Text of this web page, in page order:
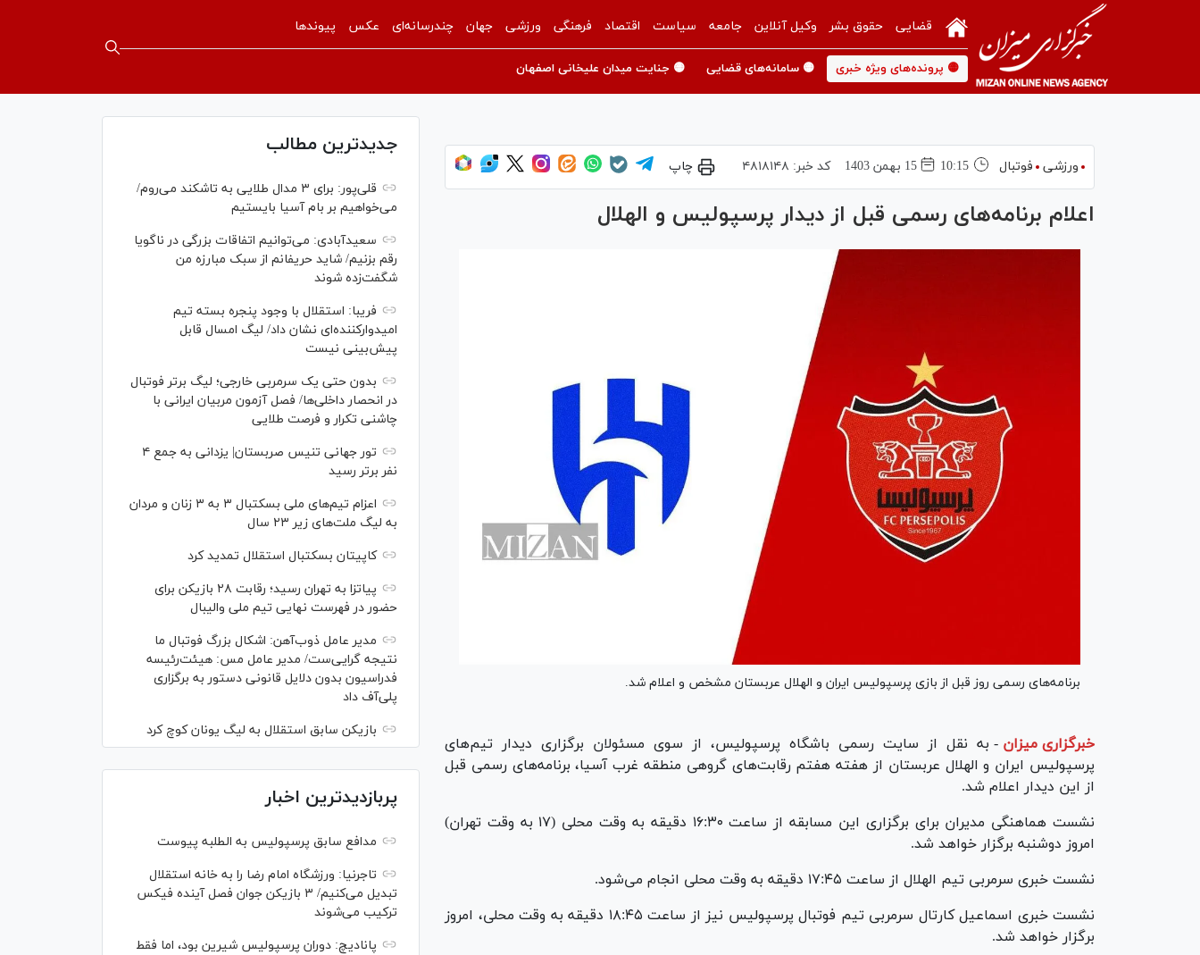
قضایی حقوق بشر وکیل آنلاین جامعه سیاست اقتصاد فرهنگی ورزشی جهان چندرسانه‌ای عکس پیوندها
🟡 پرونده‌های ویژه خبری 🟡 سامانه‌های قضایی 🟡 جنایت میدان علیخانی اصفهان
ورزشی فوتبال 10:15 15 بهمن 1403 کد خبر: ۴۸۱۸۱۴۸ چاپ
اعلام برنامه‌های رسمی قبل از دیدار پرسپولیس و الهلال
برنامه‌های رسمی روز قبل از بازی پرسپولیس ایران و الهلال عربستان مشخص و اعلام شد.
خبرگزاری میزان - به نقل از سایت رسمی باشگاه پرسپولیس، از سوی مسئولان برگزاری دیدار تیم‌های
پرسپولیس ایران و الهلال عربستان از هفته هفتم رقابت‌های گروهی منطقه غرب آسیا، برنامه‌های رسمی قبل
از این دیدار اعلام شد.
نشست هماهنگی مدیران برای برگزاری این مسابقه از ساعت ۱۶:۳۰ دقیقه به وقت محلی (۱۷ به وقت تهران)
امروز دوشنبه برگزار خواهد شد.
نشست خبری سرمربی تیم الهلال از ساعت ۱۷:۴۵ دقیقه به وقت محلی انجام می‌شود.
نشست خبری اسماعیل کارتال سرمربی تیم فوتبال پرسپولیس نیز از ساعت ۱۸:۴۵ دقیقه به وقت محلی، امروز
برگزار خواهد شد.
جدیدترین مطالب
قلی‌پور: برای ۳ مدال طلایی به تاشکند می‌روم/
می‌خواهیم بر بام آسیا بایستیم
سعیدآبادی: می‌توانیم اتفاقات بزرگی در ناگویا
رقم بزنیم/ شاید حریفانم از سبک مبارزه من
شگفت‌زده شوند
فریبا: استقلال با وجود پنجره بسته تیم
امیدوارکننده‌ای نشان داد/ لیگ امسال قابل
پیش‌بینی نیست
بدون حتی یک سرمربی خارجی؛ لیگ برتر فوتبال
در انحصار داخلی‌ها/ فصل آزمون مربیان ایرانی با
چاشنی تکرار و فرصت طلایی
تور جهانی تنیس صربستان| یزدانی به جمع ۴
نفر برتر رسید
اعزام تیم‌های ملی بسکتبال ۳ به ۳ زنان و مردان
به لیگ ملت‌های زیر ۲۳ سال
کاپیتان بسکتبال استقلال تمدید کرد
پیاتزا به تهران رسید؛ رقابت ۲۸ بازیکن برای
حضور در فهرست نهایی تیم ملی والیبال
مدیر عامل ذوب‌آهن: اشکال بزرگ فوتبال ما
نتیجه گرایی‌ست/ مدیر عامل مس: هیئت‌رئیسه
فدراسیون بدون دلایل قانونی دستور به برگزاری
پلی‌آف داد
بازیکن سابق استقلال به لیگ یونان کوچ کرد
پربازدیدترین اخبار
مدافع سابق پرسپولیس به الطلبه پیوست
تاجرنیا: ورزشگاه امام رضا را به خانه استقلال
تبدیل می‌کنیم/ ۳ بازیکن جوان فصل آینده فیکس
ترکیب می‌شوند
پانادیچ: دوران پرسپولیس شیرین بود، اما فقط